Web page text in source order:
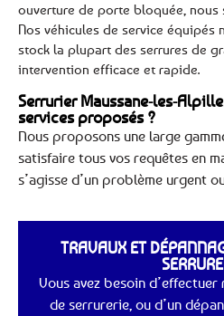
ouverture de porte bloquée, nous
Nos véhicules de service équipés
stock la plupart des serrures de
intervention efficace et rapide.
Serrurier Maussane-les-
services proposés ?
Nous proposons une large
satisfaire tous vos requêtes en
s’agisse d’un problème urgent
TRAVAUX ET
Vous avez besoin
de serrurerie, ou d’un